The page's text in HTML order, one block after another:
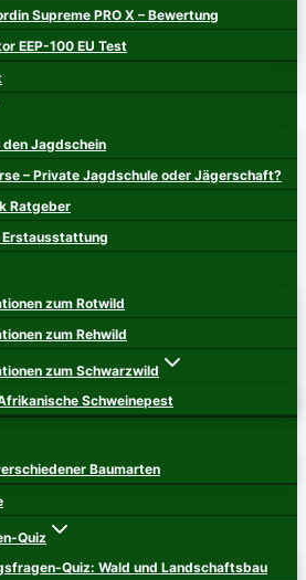
Supreme PRO X – Bewertung
EEP-100 EU Test
Jagdschein
– Private Jagdschule oder Jägerschaft?
Ratgeber
zum Rotwild
zum Rehwild
zum Schwarzwild
Schweinepest
Baumarten
Quiz
Quiz: Wald und Landschaftsbau